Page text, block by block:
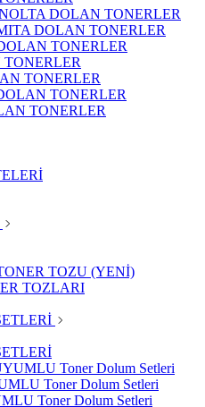
DOLAN TONERLER
DOLAN TONERLER
TONERLER
TONERLER
TONERLER
TONERLER
TOZU (YENİ)
TOZLARI
Toner Dolum Setleri
Toner Dolum Setleri
Toner Dolum Setleri